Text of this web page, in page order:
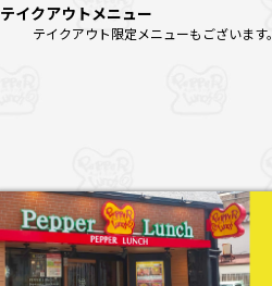
テイクアウトメニュー
テイクアウト限定メニューもございます。